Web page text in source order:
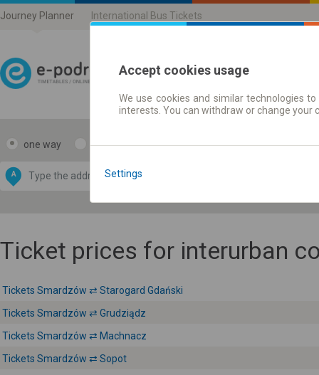
Journey Planner International Bus Tickets
Journey planner |
one way return
A
by
OpenStreetMap
Ticket prices for interurban
Tickets Smardzów ⇄ Starogard Gdański
Tickets Smardzów ⇄ Grudziądz
Tickets Smardzów ⇄ Machnacz
Tickets Smardzów ⇄ Sopot
Accept cookies usage
We use cookies and similar technologies
interests. You can withdraw or change
Settings